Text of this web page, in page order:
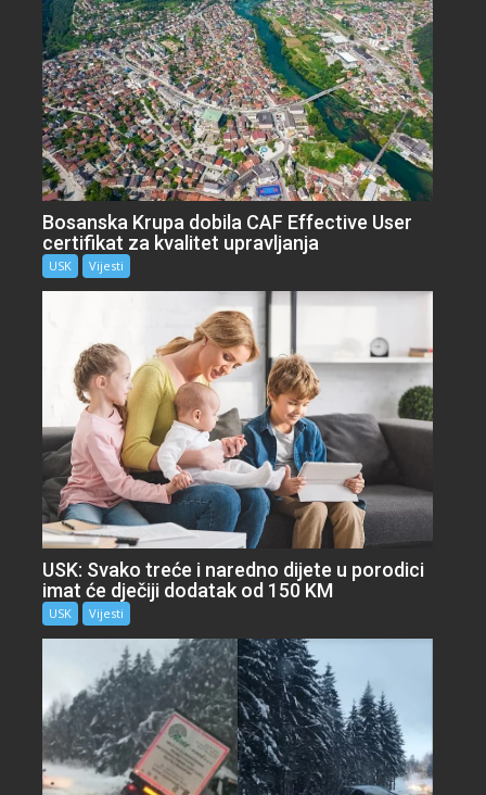
Bosanska Krupa dobila CAF Effective User
certifikat za kvalitet upravljanja
USK Vijesti
USK: Svako treće i naredno dijete u porodici
imat će dječiji dodatak od 150 KM
USK Vijesti